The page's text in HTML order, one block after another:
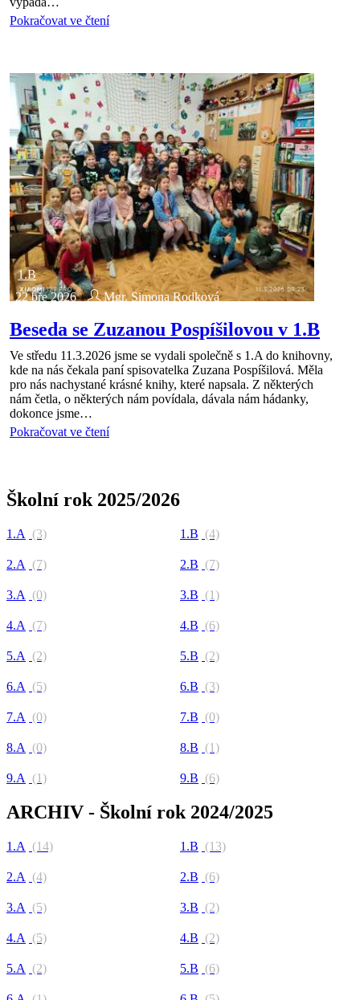
Pokračovat ve čtení
1.B
22 bře 2026
Mgr. Simona Rodková
Beseda se Zuzanou Pospíšilovou v 1.B
Ve středu 11.3.2026 jsme se vydali společně s 1.A do knihovny,
kde na nás čekala paní spisovatelka Zuzana Pospíšilová. Měla
pro nás nachystané krásné knihy, které napsala. Z některých
nám četla, o některých nám povídala, dávala nám hádanky,
dokonce jsme…
Pokračovat ve čtení
Školní rok 2025/2026
1.A (3) 1.B (4)
2.A (7) 2.B (7)
3.A (0) 3.B (1)
4.A (7) 4.B (6)
5.A (2) 5.B (2)
6.A (5) 6.B (3)
7.A (0) 7.B (0)
8.A (0) 8.B (1)
9.A (1) 9.B (6)
ARCHIV - Školní rok 2024/2025
1.A (14) 1.B (13)
2.A (4) 2.B (6)
3.A (5) 3.B (2)
4.A (5) 4.B (2)
5.A (2) 5.B (6)